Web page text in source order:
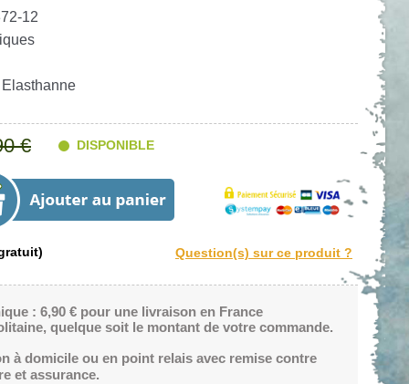
12
€ DISPONIBLE
: 6,90 € pour une livraison en France
quelque soit le montant de votre commande.
à domicile ou en point relais avec remise contre
et assurance.